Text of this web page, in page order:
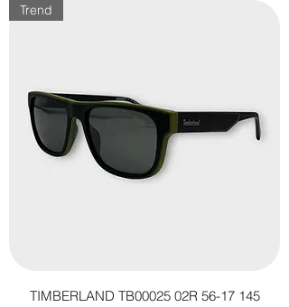
Trend
TIMBERLAND TB00025 02R 56-17 145